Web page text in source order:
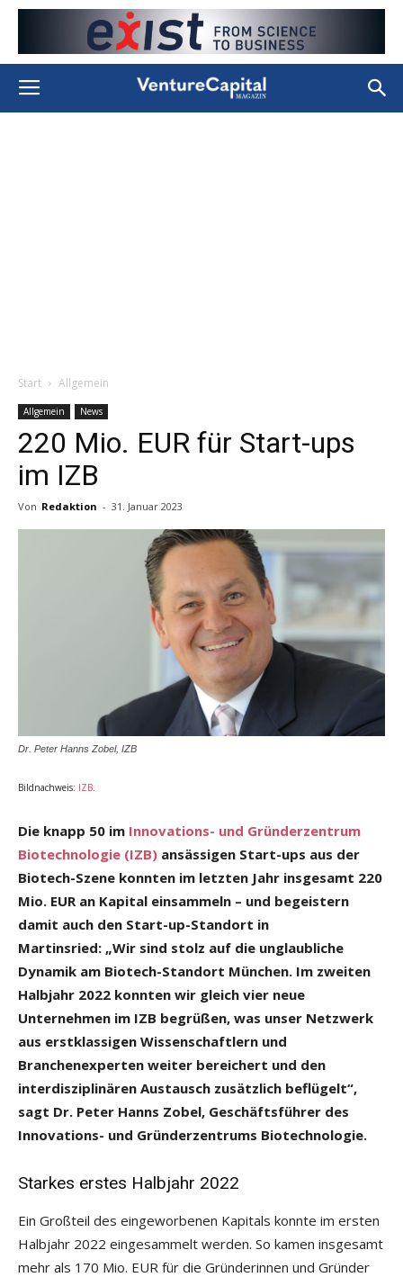
Start Allgemein
Allgemein News
220 Mio. EUR für Start-ups
im IZB
Von Redaktion - 31. Januar 2023
Dr. Peter Hanns Zobel, IZB
Bildnachweis: IZB
Die knapp 50 im Innovations- und Gründerzentrum
Biotechnologie (IZB) ansässigen Start-ups aus der
Biotech-Szene konnten im letzten Jahr insgesamt 220
Mio. EUR an Kapital einsammeln – und begeistern
damit auch den Start-up-Standort in
Martinsried: „Wir sind stolz auf die unglaubliche
Dynamik am Biotech-Standort München. Im zweiten
Halbjahr 2022 konnten wir gleich vier neue
Unternehmen im IZB begrüßen, was unser Netzwerk
aus erstklassigen Wissenschaftlern und
Branchenexperten weiter bereichert und den
interdisziplinären Austausch zusätzlich beflügelt“,
sagt Dr. Peter Hanns Zobel, Geschäftsführer des
Innovations- und Gründerzentrums Biotechnologie.
Starkes erstes Halbjahr 2022
Ein Großteil des eingeworbenen Kapitals konnte im ersten
Halbjahr 2022 eingesammelt werden. So kamen insgesamt
mehr als 170 Mio. EUR für die Gründerinnen und Gründer